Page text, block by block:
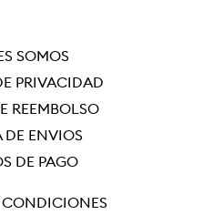
SOMOS
PRIVACIDAD
REEMBOLSO
DE ENVÍOS
DE PAGO
CONDICIONES